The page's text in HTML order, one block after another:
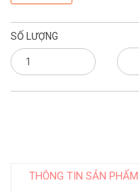
SỐ LƯỢNG
THÔNG TIN SẢN PHẨM